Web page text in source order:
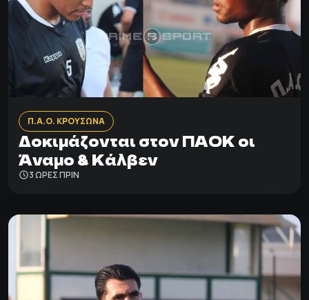
Π.Α.Ο. ΚΡΟΥΣΩΝΑ
Δοκιμάζονται στον ΠΑΟΚ οι
Άναμο & Κάλβεν
3 ΩΡΕΣ ΠΡΙΝ